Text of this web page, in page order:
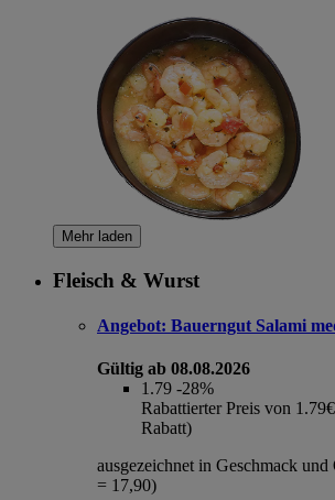
Mehr laden
Fleisch & Wurst
Angebot: Bauerngut Salami
Gültig ab 08.08.2026
1.79 -28%
Rabattierter Preis von
Rabatt)
ausgezeichnet in Geschmack
= 17,90)